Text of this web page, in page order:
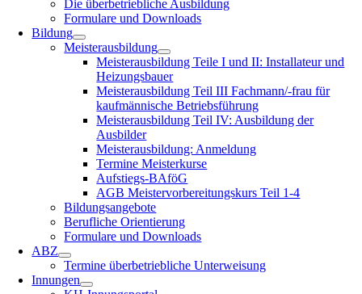
Die überbetriebliche Ausbildung
Formulare und Downloads
Bildung
Meisterausbildung
Meisterausbildung Teile I und II: Installateur und
Heizungsbauer
Meisterausbildung Teil III Fachmann/-frau für
kaufmännische Betriebsführung
Meisterausbildung Teil IV: Ausbildung der
Ausbilder
Meisterausbildung: Anmeldung
Termine Meisterkurse
Aufstiegs-BAföG
AGB Meistervorbereitungskurs Teil 1-4
Bildungsangebote
Berufliche Orientierung
Formulare und Downloads
ABZ
Termine überbetriebliche Unterweisung
Innungen